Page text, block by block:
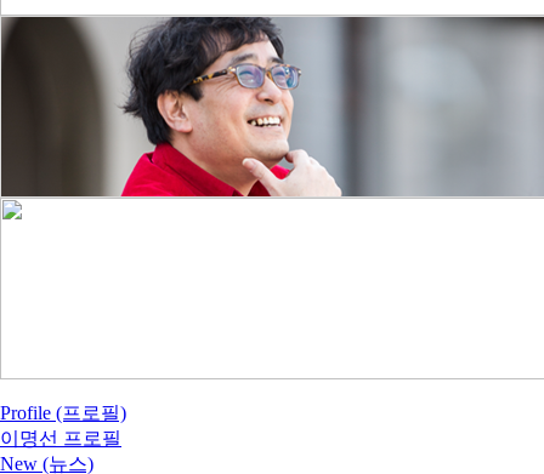
Profile (프로필)
이명선 프로필
New (뉴스)